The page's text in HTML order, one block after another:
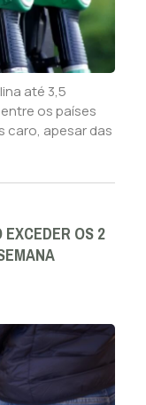
até 3,5
os países
caro, apesar das
OS 2